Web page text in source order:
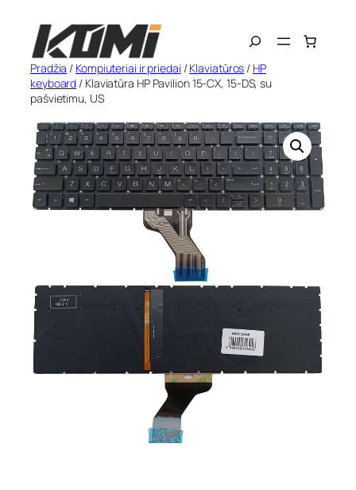
turinio
Search
Pradžia / Kompiuteriai ir priedai /Klaviatūros / HP
keyboard / Klaviatūra HP Pavilion 15-CX, 15-DS, su
pašvietimu, US